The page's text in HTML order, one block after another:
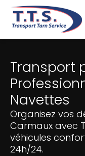
Aller
Transport
Navettes
Organisez vos
Carmaux avec
véhicules
24h/24.